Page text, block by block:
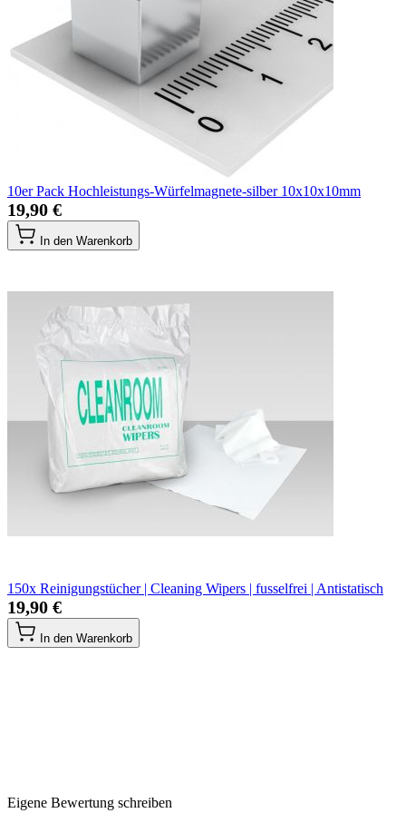
10er Pack Hochleistungs-Würfelmagnete-silber 10x10x10mm
19,90 €
In den Warenkorb
150x Reinigungstücher | Cleaning Wipers | fusselfrei | Antistatisch
19,90 €
In den Warenkorb
Eigene Bewertung schreiben